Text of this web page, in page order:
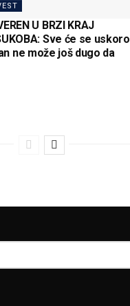
U BRZI KRAJ
Sve će se uskoro
ne može još dugo da